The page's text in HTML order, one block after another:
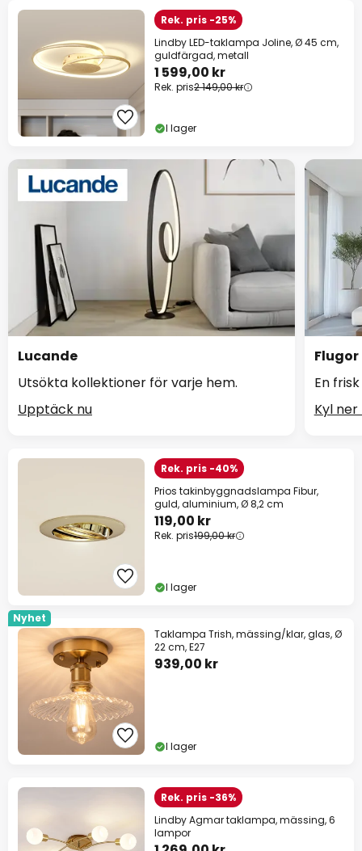
Rek. pris -25%
Lindby LED-taklampa Joline, Ø 45 cm,
guldfärgad, metall
1 599,00 kr
Rek. pris2 149,00 kr
I lager
Lucande
Utsökta kollektioner för varje hem.
Upptäck nu
En
Kyl ner
Rek. pris -40%
Prios takinbyggnadslampa Fibur,
guld, aluminium, Ø 8,2 cm
119,00 kr
Rek. pris199,00 kr
I lager
Nyhet
Taklampa Trish, mässing/klar, glas, Ø
22 cm, E27
939,00 kr
I lager
Rek. pris -36%
Lindby Agmar taklampa, mässing, 6
lampor